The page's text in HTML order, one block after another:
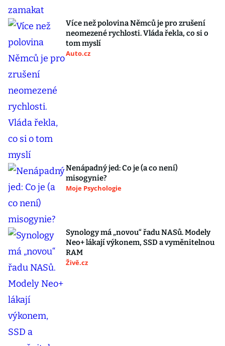
Více než polovina Němců je pro zrušení
neomezené rychlosti. Vláda řekla, co si o
tom myslí
Auto.cz
Nenápadný jed: Co je (a co není)
misogynie?
Moje Psychologie
Synology má „novou“ řadu NASů. Modely
Neo+ lákají výkonem, SSD a vyměnitelnou
RAM
Živě.cz